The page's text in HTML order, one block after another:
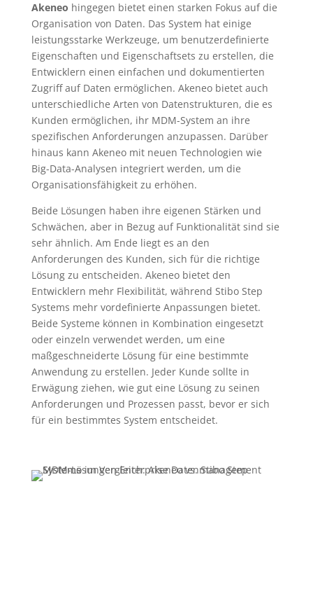
Akeneo hingegen bietet einen starken Fokus auf die
Organisation von Daten. Das System hat einige
leistungsstarke Werkzeuge, um benutzerdefinierte
Eigenschaften und Eigenschaftsets zu erstellen, die
Entwicklern einen einfachen und dokumentierten
Zugriff auf Daten ermöglichen. Akeneo bietet auch
unterschiedliche Arten von Datenstrukturen, die es
Kunden ermöglichen, ihr MDM-System an ihre
spezifischen Anforderungen anzupassen. Darüber
hinaus kann Akeneo mit neuen Technologien wie
Big-Data-Analysen integriert werden, um die
Organisationsfähigkeit zu erhöhen.
Beide Lösungen haben ihre eigenen Stärken und
Schwächen, aber in Bezug auf Funktionalität sind sie
sehr ähnlich. Am Ende liegt es an den
Anforderungen des Kunden, sich für die richtige
Lösung zu entscheiden. Akeneo bietet den
Entwicklern mehr Flexibilität, während Stibo Step
Systems mehr vordefinierte Anpassungen bietet.
Beide Systeme können in Kombination eingesetzt
oder einzeln verwendet werden, um eine
maßgeschneiderte Lösung für eine bestimmte
Anwendung zu erstellen. Jeder Kunde sollte in
Erwägung ziehen, wie gut eine Lösung zu seinen
Anforderungen und Prozessen passt, bevor er sich
für ein bestimmtes System entscheidet.